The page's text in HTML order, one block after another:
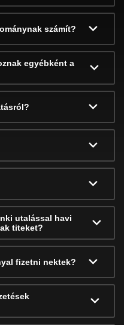
számít?
egyébként a
utalással havi
titeket?
fizetni nektek?